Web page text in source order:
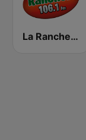
La Ranchera 106.1 FM